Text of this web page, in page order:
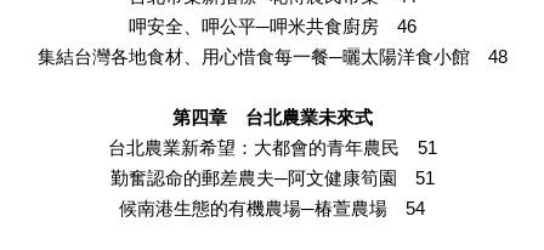
呷安全、呷公平─呷米共食廚房 46
集結台灣各地食材、用心惜食每一餐─曬太陽洋食小館 48
第四章 台北農業未來式
台北農業新希望：大都會的青年農民 51
勤奮認命的郵差農夫─阿文健康筍園 51
候南港生態的有機農場─椿萱農場 54